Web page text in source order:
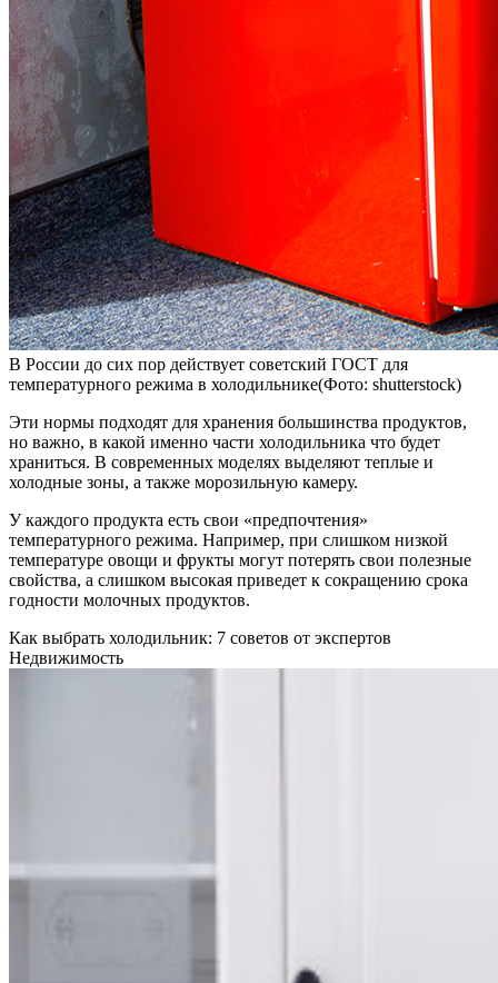
В России до сих пор действует советский ГОСТ для
температурного режима в холодильнике(Фото: shutterstock)
Эти нормы подходят для хранения большинства продуктов,
но важно, в какой именно части холодильника что будет
храниться. В современных моделях выделяют теплые и
холодные зоны, а также морозильную камеру.
У каждого продукта есть свои «предпочтения»
температурного режима. Например, при слишком низкой
температуре овощи и фрукты могут потерять свои полезные
свойства, а слишком высокая приведет к сокращению срока
годности молочных продуктов.
Как выбрать холодильник: 7 советов от экспертов
Недвижимость